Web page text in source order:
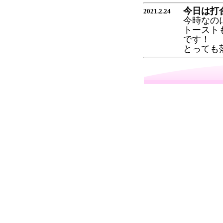
2021.2.24
今日は打
今時なの
トース
です！
とっても